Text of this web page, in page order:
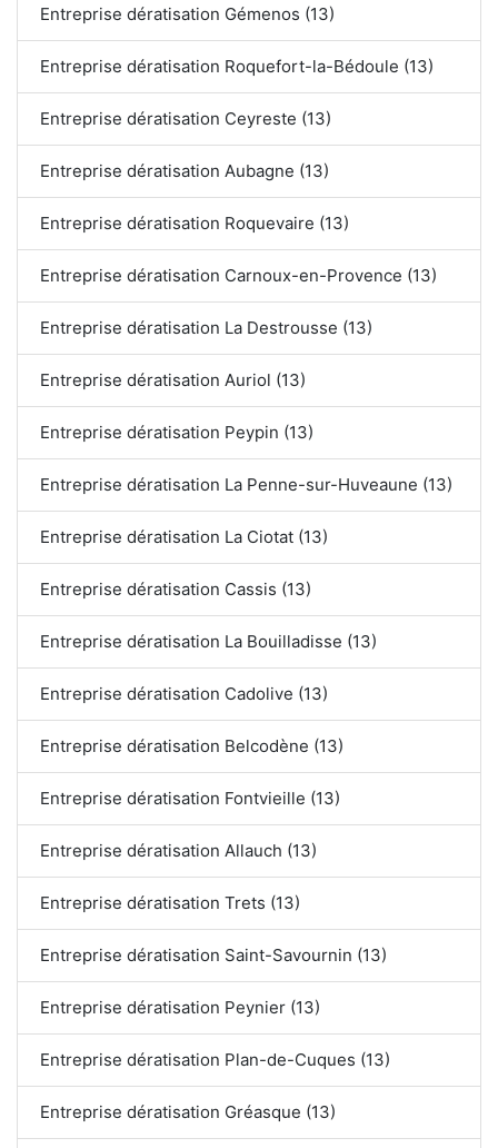
Entreprise dératisation Gémenos (13)
Entreprise dératisation Roquefort-la-Bédoule (13)
Entreprise dératisation Ceyreste (13)
Entreprise dératisation Aubagne (13)
Entreprise dératisation Roquevaire (13)
Entreprise dératisation Carnoux-en-Provence (13)
Entreprise dératisation La Destrousse (13)
Entreprise dératisation Auriol (13)
Entreprise dératisation Peypin (13)
Entreprise dératisation La Penne-sur-Huveaune (13)
Entreprise dératisation La Ciotat (13)
Entreprise dératisation Cassis (13)
Entreprise dératisation La Bouilladisse (13)
Entreprise dératisation Cadolive (13)
Entreprise dératisation Belcodène (13)
Entreprise dératisation Fontvieille (13)
Entreprise dératisation Allauch (13)
Entreprise dératisation Trets (13)
Entreprise dératisation Saint-Savournin (13)
Entreprise dératisation Peynier (13)
Entreprise dératisation Plan-de-Cuques (13)
Entreprise dératisation Gréasque (13)